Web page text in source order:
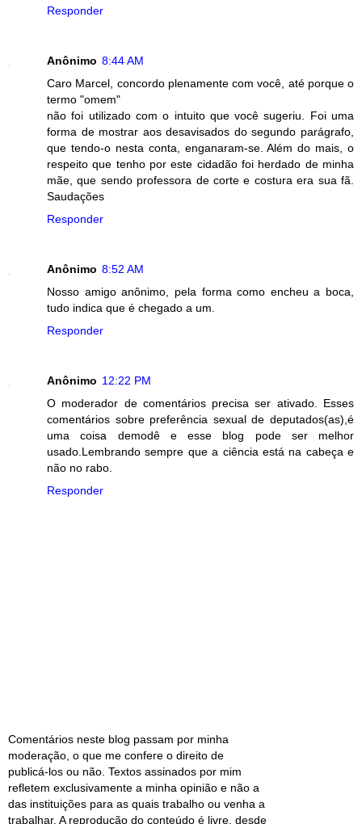
Responder
Anônimo 8:44 AM
Caro Marcel, concordo plenamente com você, até porque o
termo "omem"
não foi utilizado com o intuito que você sugeriu. Foi uma
forma de mostrar aos desavisados do segundo parágrafo,
que tendo-o nesta conta, enganaram-se. Além do mais, o
respeito que tenho por este cidadão foi herdado de minha
mãe, que sendo professora de corte e costura era sua fã.
Saudações
Responder
Anônimo 8:52 AM
Nosso amigo anônimo, pela forma como encheu a boca,
tudo indica que é chegado a um.
Responder
Anônimo 12:22 PM
O moderador de comentários precisa ser ativado. Esses
comentários sobre preferência sexual de deputados(as),é
uma coisa demodê e esse blog pode ser melhor
usado.Lembrando sempre que a ciência está na cabeça e
não no rabo.
Responder
Comentários neste blog passam por minha
moderação, o que me confere o direito de
publicá-los ou não. Textos assinados por mim
refletem exclusivamente a minha opinião e não a
das instituições para as quais trabalho ou venha a
trabalhar. A reprodução do conteúdo é livre, desde